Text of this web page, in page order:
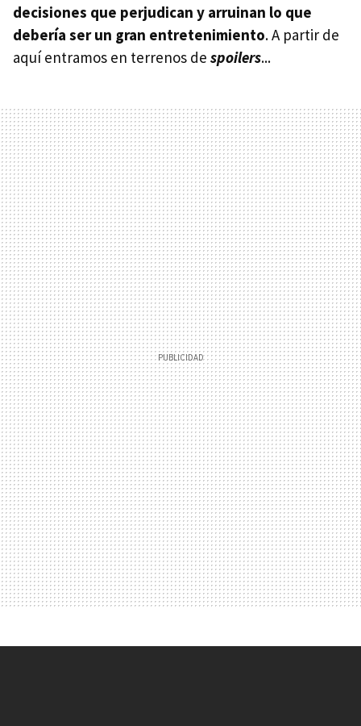
decisiones que perjudican y arruinan lo que
debería ser un gran entretenimiento. A partir de
aquí entramos en terrenos de spoilers...